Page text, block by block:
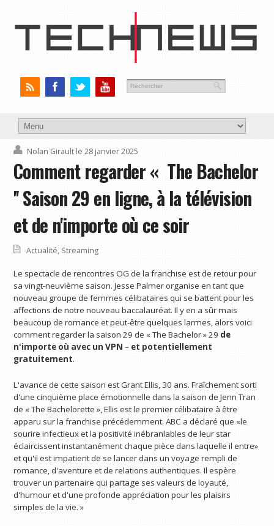
Nolan Girault le 28 janvier 2025
Comment regarder « The Bachelor
'' Saison 29 en ligne, à la télévision
et de n'importe où ce soir
Actualité, Streaming
Le spectacle de rencontres OG de la franchise est de retour pour
sa vingt-neuvième saison. Jesse Palmer organise en tant que
nouveau groupe de femmes célibataires qui se battent pour les
affections de notre nouveau baccalauréat. Il y en a sûr mais
beaucoup de romance et peut-être quelques larmes, alors voici
comment regarder la saison 29 de « The Bachelor » 29 de
n'importe où avec un VPN – et potentiellement
gratuitement.
L'avance de cette saison est Grant Ellis, 30 ans. Fraîchement sorti
d'une cinquième place émotionnelle dans la saison de Jenn Tran
de « The Bachelorette », Ellis est le premier célibataire à être
apparu sur la franchise précédemment. ABC a déclaré que «le
sourire infectieux et la positivité inébranlables de leur star
éclaircissent instantanément chaque pièce dans laquelle il entre»
et qu'il est impatient de se lancer dans un voyage rempli de
romance, d'aventure et de relations authentiques. Il espère
trouver un partenaire qui partage ses valeurs de loyauté,
d'humour et d'une profonde appréciation pour les plaisirs
simples de la vie. »